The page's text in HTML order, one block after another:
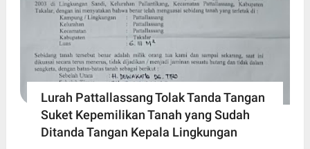
Lurah Pattallassang Tolak Tanda Tangan
Suket Kepemilikan Tanah yang Sudah
Ditanda Tangan Kepala Lingkungan